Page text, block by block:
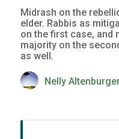
Midrash on the
elder. Rabbis as
on the first case, and
majority on the
as well.
Nelly